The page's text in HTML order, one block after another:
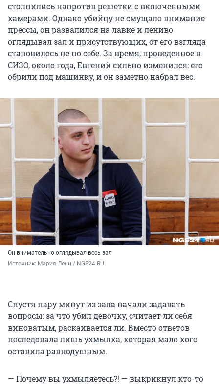
столпились напротив решетки с включенными
камерами. Однако убийцу не смущало внимание
прессы, он развалился на лавке и лениво
оглядывал зал и присутствующих, от его взгляда
становилось не по себе. За время, проведенное в
СИЗО, около года, Евгений сильно изменился: его
обрили под машинку, и он заметно набрал вес.
Он внимательно оглядывал весь зал
Источник: Мария Ленц / NGS24.RU
Спустя пару минут из зала начали задавать
вопросы: за что убил девочку, считает ли себя
виноватым, раскаивается ли. Вместо ответов
последовала лишь ухмылка, которая мало кого
оставила равнодушным.
— Почему вы ухмыляетесь?! — выкрикнул кто-то